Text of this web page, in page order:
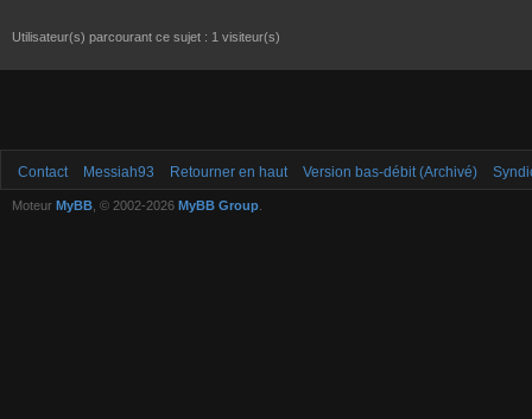
Utilisateur(s) parcourant ce sujet : 1 visiteur(s)
Contact Messiah93 Retourner en haut Version bas-débit (Archivé)
Moteur MyBB , © 2002-2026 MyBB Group